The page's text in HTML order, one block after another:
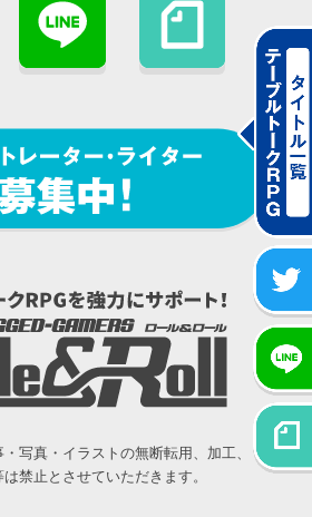
写真・イラストの無断転用、加工、
禁止とさせていただきます。